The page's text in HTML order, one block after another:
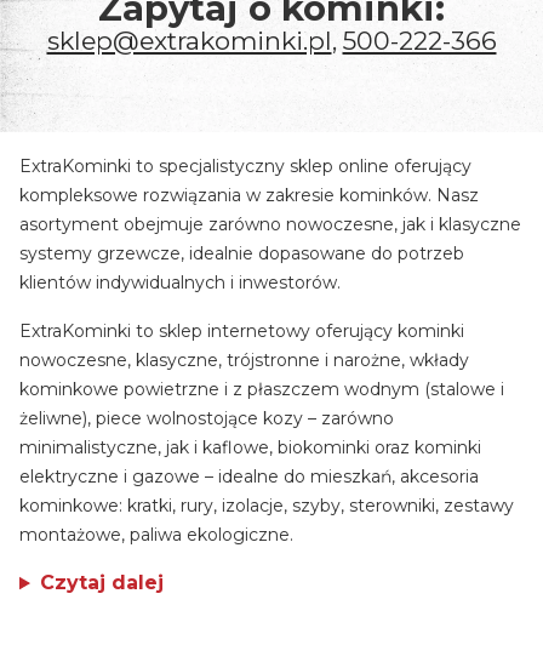
sklep@extrakominki.pl, 500-222-366
ExtraKominki to specjalistyczny sklep online oferujący
kompleksowe rozwiązania w zakresie kominków. Nasz
asortyment obejmuje zarówno nowoczesne, jak i klasyczne
systemy grzewcze, idealnie dopasowane do potrzeb
klientów indywidualnych i inwestorów.
ExtraKominki to sklep internetowy oferujący kominki
nowoczesne, klasyczne, trójstronne i narożne, wkłady
kominkowe powietrzne i z płaszczem wodnym (stalowe i
żeliwne), piece wolnostojące kozy – zarówno
minimalistyczne, jak i kaflowe, biokominki oraz kominki
elektryczne i gazowe – idealne do mieszkań, akcesoria
kominkowe: kratki, rury, izolacje, szyby, sterowniki, zestawy
montażowe, paliwa ekologiczne.
Czytaj dalej